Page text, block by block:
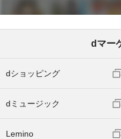
dマー
dショッピング
dミュージック
Lemino